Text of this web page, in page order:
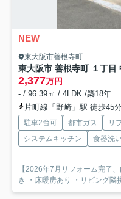
NEW
東大阪市善根寺町
東大阪市 善根寺町 １丁目
2,377万円
- / 96.39㎡ / 4LDK /築18年
片町線「野崎」駅 徒歩45
駐車2台可 都市ガス リ
システムキッチン
食器洗
【2026年7月リフォーム完了
き ・床暖房あり ・リビング隣